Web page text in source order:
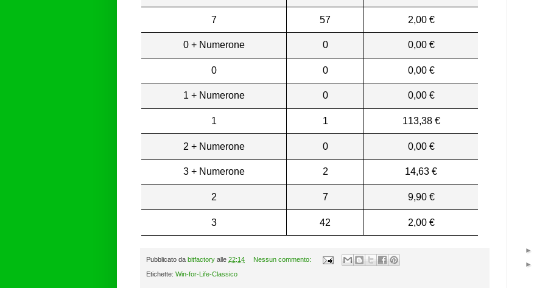
7 57 2,00 €
0 + Numerone 0 0,00 €
0 0 0,00 €
1 + Numerone 0 0,00 €
1 1 113,38 €
2 + Numerone 0 0,00 €
3 + Numerone 2 14,63 €
2 7 9,90 €
3 42 2,00 €
Pubblicato da bitfactory alle 22:14 Nessun commento:
Etichette: Win-for-Life-Classico
►
►